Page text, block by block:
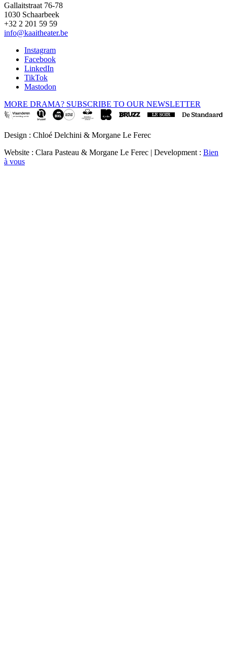
Gallaitstraat 76-78
1030 Schaarbeek
+32 2 201 59 59
info@kaaitheater.be
Instagram
Facebook
LinkedIn
TikTok
Mastodon
MORE DRAMA? SUBSCRIBE TO OUR NEWSLETTER
Design : Chloé Delchini & Morgane Le Ferec
Website : Clara Pasteau & Morgane Le Ferec | Development : Bien
à vous